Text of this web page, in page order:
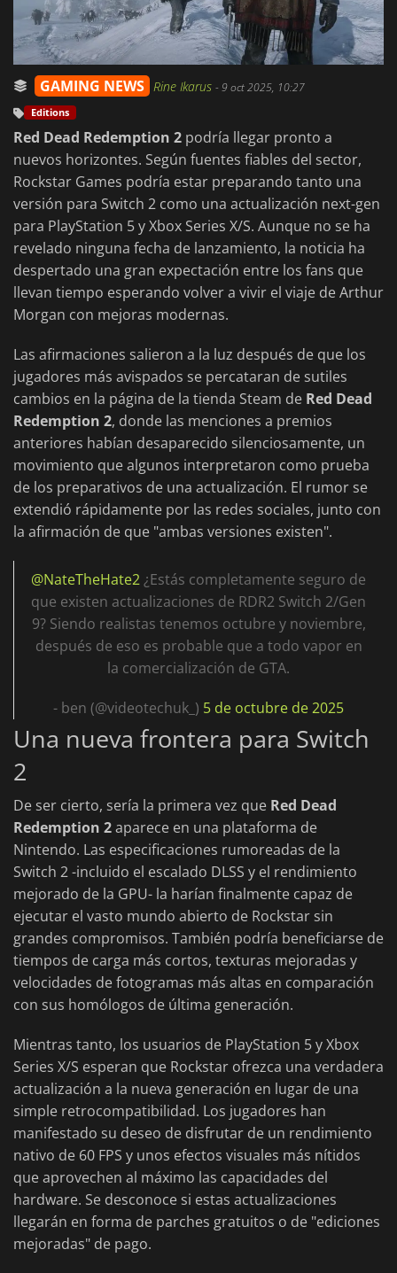
GAMING NEWS Rine Ikarus -9 oct 2025, 10:27
Editions
Red Dead Redemption 2 podría llegar pronto a
nuevos horizontes. Según fuentes fiables del sector,
Rockstar Games podría estar preparando tanto una
versión para Switch 2 como una actualización next-gen
para PlayStation 5 y Xbox Series X/S. Aunque no se ha
revelado ninguna fecha de lanzamiento, la noticia ha
despertado una gran expectación entre los fans que
llevan tiempo esperando volver a vivir el viaje de Arthur
Morgan con mejoras modernas.
Las afirmaciones salieron a la luz después de que los
jugadores más avispados se percataran de sutiles
cambios en la página de la tienda Steam de Red Dead
Redemption 2, donde las menciones a premios
anteriores habían desaparecido silenciosamente, un
movimiento que algunos interpretaron como prueba
de los preparativos de una actualización. El rumor se
extendió rápidamente por las redes sociales, junto con
la afirmación de que "ambas versiones existen".
@NateTheHate2¿Estás completamente seguro de
que existen actualizaciones de RDR2 Switch 2/Gen
9? Siendo realistas tenemos octubre y noviembre,
después de eso es probable que a todo vapor en
la comercialización de GTA.
- ben (@videotechuk_) 5 de octubre de 2025
Una nueva frontera para Switch
2
De ser cierto, sería la primera vez que Red Dead
Redemption 2aparece en una plataforma de
Nintendo. Las especificaciones rumoreadas de la
Switch 2 -incluido el escalado DLSS y el rendimiento
mejorado de la GPU- la harían finalmente capaz de
ejecutar el vasto mundo abierto de Rockstar sin
grandes compromisos. También podría beneficiarse de
tiempos de carga más cortos, texturas mejoradas y
velocidades de fotogramas más altas en comparación
con sus homólogos de última generación.
Mientras tanto, los usuarios de PlayStation 5 y Xbox
Series X/S esperan que Rockstar ofrezca una verdadera
actualización a la nueva generación en lugar de una
simple retrocompatibilidad. Los jugadores han
manifestado su deseo de disfrutar de un rendimiento
nativo de 60 FPS y unos efectos visuales más nítidos
que aprovechen al máximo las capacidades del
hardware. Se desconoce si estas actualizaciones
llegarán en forma de parches gratuitos o de "ediciones
mejoradas" de pago.